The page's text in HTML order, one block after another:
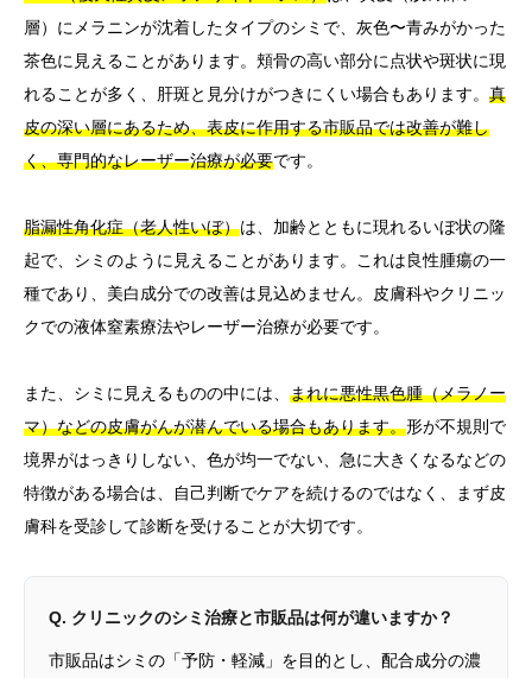
層）にメラニンが沈着したタイプのシミで、灰色〜青みがかった
茶色に見えることがあります。頬骨の高い部分に点状や斑状に現
れることが多く、肝斑と見分けがつきにくい場合もあります。 真
皮の深い層にあるため、表皮に作用する市販品では改善が難し
く、専門的なレーザー治療が必要です。
脂漏性角化症（老人性いぼ）は、加齢とともに現れるいぼ状の隆
起で、シミのように見えることがあります。これは良性腫瘍の一
種であり、美白成分での改善は見込めません。皮膚科やクリニッ
クでの液体窒素療法やレーザー治療が必要です。
また、シミに見えるものの中には、 まれに悪性黒色腫（メラノー
マ）などの皮膚がんが潜んでいる場合もあります。形が不規則で
境界がはっきりしない、色が均一でない、急に大きくなるなどの
特徴がある場合は、自己判断でケアを続けるのではなく、まず皮
膚科を受診して診断を受けることが大切です。
Q. クリニックのシミ治療と市販品は何が違いますか？
市販品はシミの「予防・軽減」を目的とし、配合成分の濃